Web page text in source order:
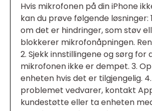
Hvis mikrofonen på din iPhone
kan du prøve følgende løsninger:
om det er hindringer, som støv
blokkerer mikrofonåpningen.
2. Sjekk innstillingene og sørg for
mikrofonen ikke er dempet. 3.
enheten hvis det er tilgjengelig. 4.
problemet vedvarer, kontakt
kundestøtte eller ta enheten